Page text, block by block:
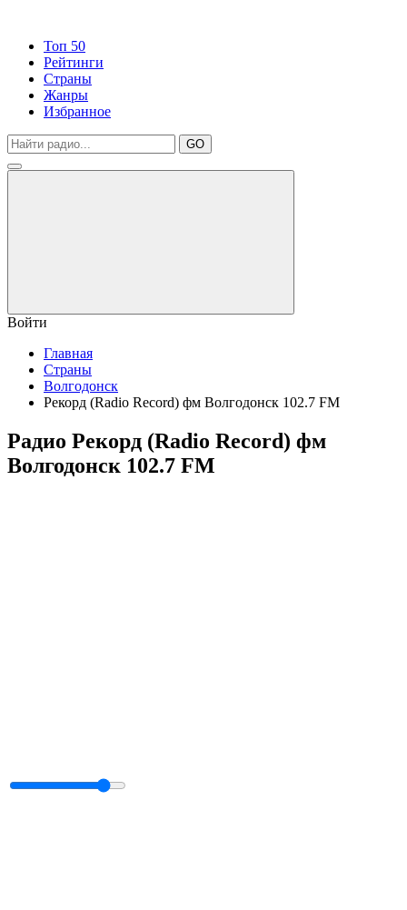
Топ 50
Рейтинги
Страны
Жанры
Избранное
GO
Войти
Главная
Страны
Волгодонск
Рекорд (Radio Record) фм Волгодонск 102.7 FM
Радио Рекорд (Radio Record) фм
Волгодонск 102.7 FM